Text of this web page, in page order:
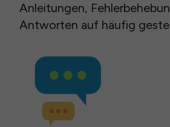
Anleitungen,
Antworten auf häufig